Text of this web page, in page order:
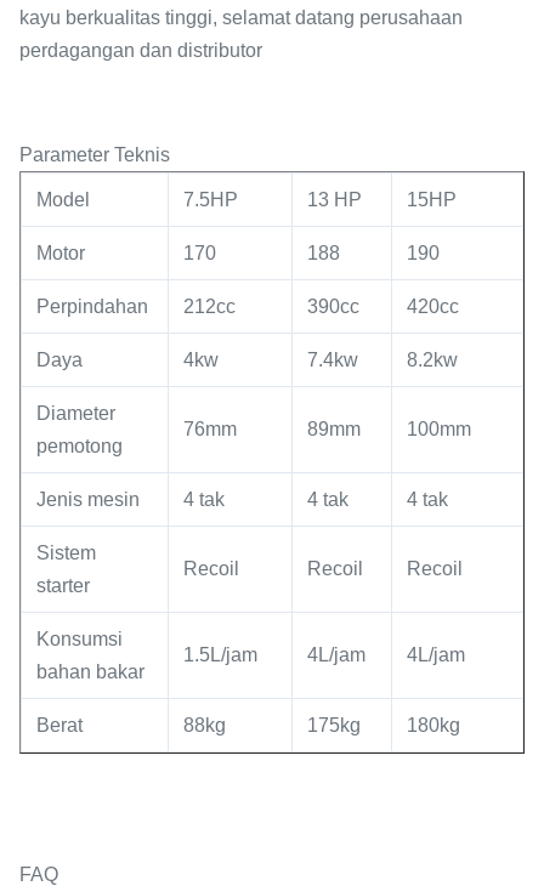
kayu berkualitas tinggi, selamat datang perusahaan
perdagangan dan distributor
Parameter Teknis
Model 7.5HP 13 HP 15HP
Motor 170 188 190
Perpindahan 212cc 390cc 420cc
Daya 4kw 7.4kw 8.2kw
Diameter
pemotong
76mm 89mm 100mm
Jenis mesin 4 tak 4 tak 4 tak
Sistem
starter
Recoil Recoil Recoil
Konsumsi
bahan bakar
1.5L/jam 4L/jam 4L/jam
Berat 88kg 175kg 180kg
FAQ